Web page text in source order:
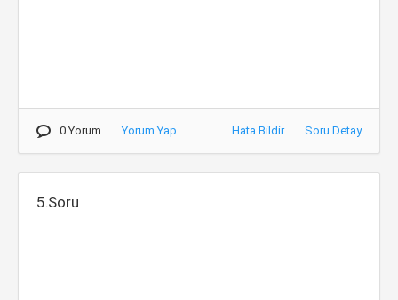
0 Yorum Yorum Yap Hata Bildir Soru Detay
5.Soru